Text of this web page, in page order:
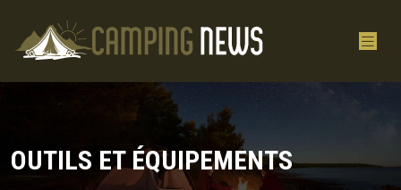
OUTILS ET ÉQUIPEMENTS